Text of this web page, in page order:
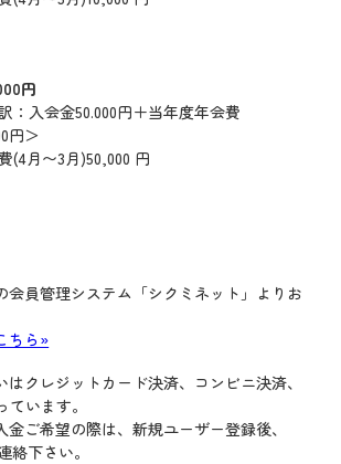
円
：入会金50.000円＋当年度年会費
円＞
(4月〜3月)50,000 円
会員管理システム「シクミネット」よりお
ちら»
クレジットカード決済、コンビニ決済、
います。
ご希望の際は、新規ユーザー登録後、
絡下さい。